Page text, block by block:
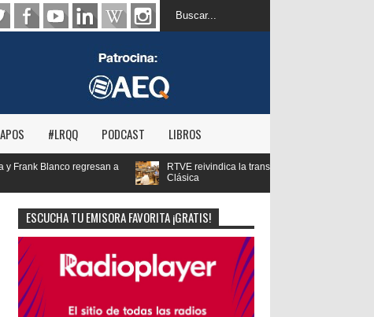
#LRQQ PODCAST LIBROS
reivindica la transformación digital de RNE y blinda el futuro de Radio 3 y Radio
ESCUCHA TU EMISORA FAVORITA ¡GRATIS!